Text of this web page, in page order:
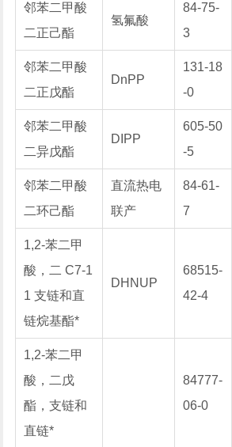
邻苯二甲酸
二正己酯
氢氟酸
84-75-
3
邻苯二甲酸
二正戊酯
DnPP
131-18
-0
邻苯二甲酸
二异戊酯
DIPP
605-50
-5
邻苯二甲酸
二环己酯
直流热电
联产
84-61-
7
1,2-苯二甲
酸，二 C7-1
1 支链和直
链烷基酯*
DHNUP
68515-
42-4
1,2-苯二甲
酸，二戊
酯，支链和
直链*
84777-
06-0